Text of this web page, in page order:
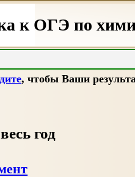
к ОГЭ по
, чтобы Ваши
год